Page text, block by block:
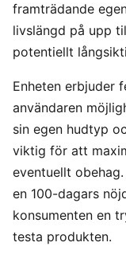
framträdande
livslängd på upp
potentiellt
Enheten erbjuder
användaren
sin egen hudtyp
viktig för att
eventuellt
en 100-dagars
konsumenten en
testa produkten.